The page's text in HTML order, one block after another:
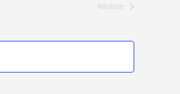
Navigation
Nächste